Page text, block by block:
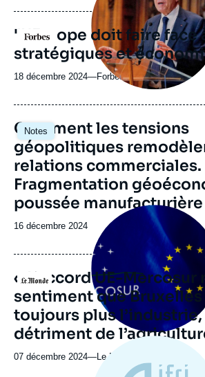
journal,
ou
émission
Logo
"L'Europe doit faire face
stratégiques et
18 décembre 2024—Nom
journal,
ou
émission
Forbes France
Notes
Image
principale
Comment les tensions
géopolitiques
relations commerciales.
Fragmentation
poussée
Date
publication
16 décembre 2024
Logo
Image
principale
médiatique
« L’accord UE-
sentiment que
toujours plus l’industrie,
détriment de
07 décembre 2024—Nom
du
Le Monde